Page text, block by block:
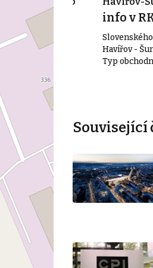
- Město
376 m²
Šumbark
info v
Havířov -
Typ
Související